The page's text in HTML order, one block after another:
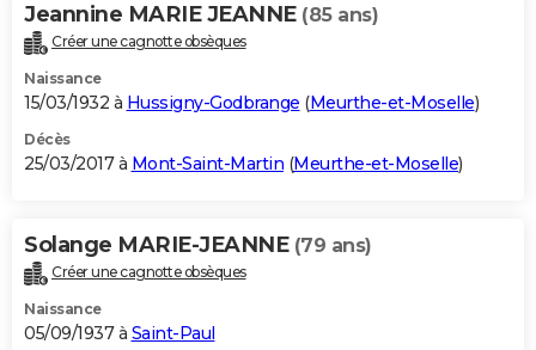
Jeannine MARIE JEANNE (85 ans)
Créer une cagnotte obsèques
Naissance
15/03/1932 à Hussigny-Godbrange (Meurthe-et-Moselle)
Décès
25/03/2017 à Mont-Saint-Martin (Meurthe-et-Moselle)
Solange MARIE-JEANNE (79 ans)
Créer une cagnotte obsèques
Naissance
05/09/1937 à Saint-Paul